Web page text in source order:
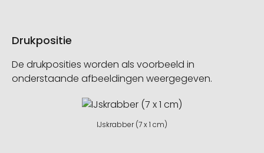
Drukpositie
De drukposities worden als voorbeeld in
onderstaande afbeeldingen weergegeven.
IJskrabber (7 x 1 cm)